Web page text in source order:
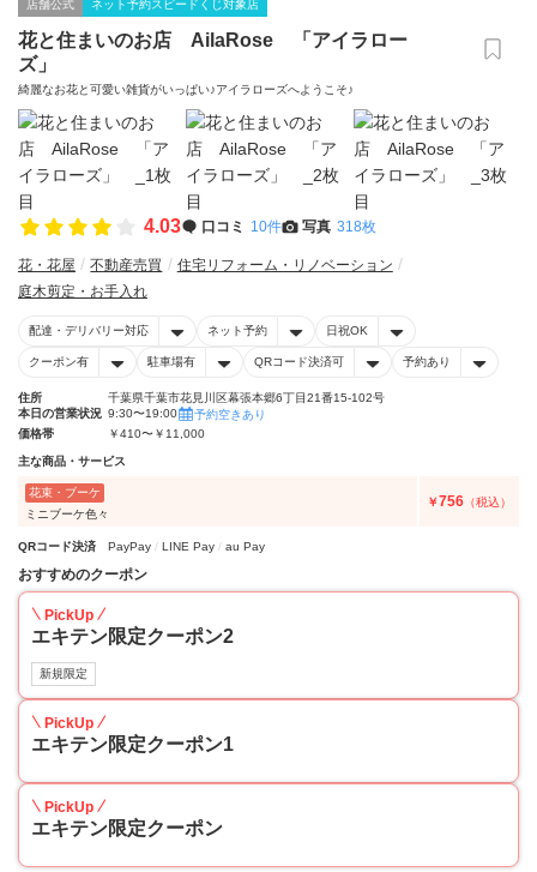
店舗公式 ネット予約スピードくじ対象店
花と住まいのお店 AilaRose 「アイラロー
ズ」
綺麗なお花と可愛い雑貨がいっぱい♪アイラローズへようこそ♪
4.03 口コミ 10件 写真 318枚
花・花屋 不動産売買
住宅リフォーム・リノベーション
庭木剪定・お手入れ
配達・デリバリー対応 ネット予約 日祝OK
クーポン有 駐車場有 QRコード決済可 予約あり
住所
千葉県千葉市花見川区幕張本郷6丁目21番15-102号
本日の営業状況 9:30〜19:00
予約空きあり
価格帯
￥410〜￥11,000
主な商品・サービス
花束・ブーケ
ミニブーケ色々
￥756 （税込）
QRコード決済 PayPay LINE Pay au Pay
おすすめのクーポン
PickUp
エキテン限定クーポン2
新規限定
PickUp
エキテン限定クーポン1
PickUp
エキテン限定クーポン